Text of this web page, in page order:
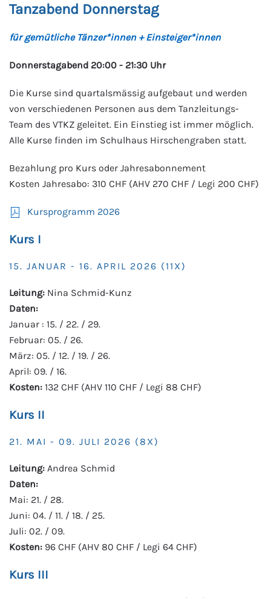
Tanzabend Donnerstag
für gemütliche Tänzer*innen + Einsteiger*innen
Donnerstagabend 20:00 - 21:30 Uhr
Die Kurse sind quartalsmässig aufgebaut und werden
von verschiedenen Personen aus dem Tanzleitungs-
Team des VTKZ geleitet. Ein Einstieg ist immer möglich.
Alle Kurse finden im Schulhaus Hirschengraben statt.
Bezahlung pro Kurs oder Jahresabonnement
Kosten Jahresabo: 310 CHF (AHV 270 CHF / Legi 200 CHF)
Kursprogramm 2026
Kurs I
15. JANUAR - 16. APRIL 2026 (11X)
Leitung: Nina Schmid-Kunz
Daten:
Januar : 15. / 22. / 29.
Februar: 05. / 26.
März: 05. / 12. / 19. / 26.
April: 09. / 16.
Kosten: 132 CHF (AHV 110 CHF / Legi 88 CHF)
Kurs II
21. MAI - 09. JULI 2026 (8X)
Leitung: Andrea Schmid
Daten:
Mai: 21. / 28.
Juni: 04. / 11. / 18. / 25.
Juli: 02. / 09.
Kosten: 96 CHF (AHV 80 CHF / Legi 64 CHF)
Kurs III